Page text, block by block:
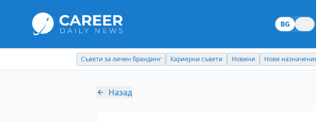
BG
Съвети за личен брандинг Кариерни съвети Новини Нови
Назад